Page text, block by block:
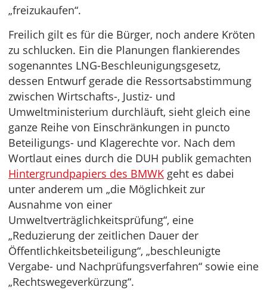
„freizukaufen“.
Freilich gilt es für die Bürger, noch andere Kröten
zu schlucken. Ein die Planungen flankierendes
sogenanntes LNG-Beschleunigungsgesetz,
dessen Entwurf gerade die Ressortsabstimmung
zwischen Wirtschafts-, Justiz- und
Umweltministerium durchläuft, sieht gleich eine
ganze Reihe von Einschränkungen in puncto
Beteiligungs- und Klagerechte vor. Nach dem
Wortlaut eines durch die DUH publik gemachten
Hintergrundpapiers des BMWK geht es dabei
unter anderem um „die Möglichkeit zur
Ausnahme von einer
Umweltverträglichkeitsprüfung“, eine
„Reduzierung der zeitlichen Dauer der
Öffentlichkeitsbeteiligung“, „beschleunigte
Vergabe- und Nachprüfungsverfahren“ sowie eine
„Rechtswegeverkürzung“.